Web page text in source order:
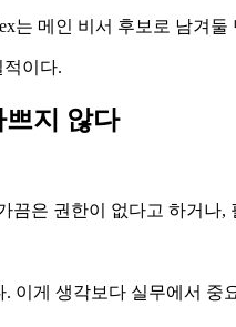
는 메인 비서 후보로 남겨둘
적이다.
지 않다
끔은 권한이 없다고 하거
이게 생각보다 실무에서